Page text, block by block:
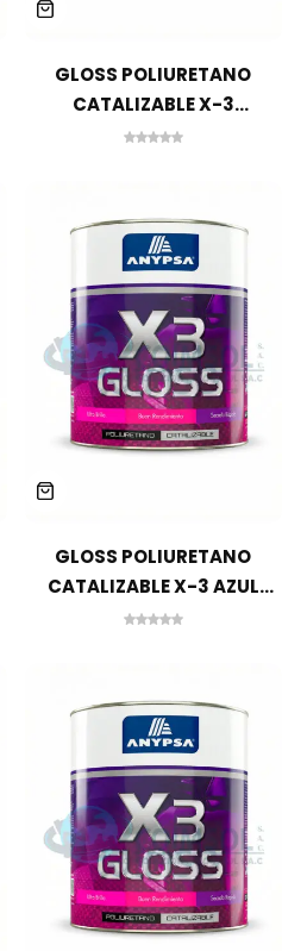
GLOSS POLIURETANO
CATALIZABLE X-3
ALUMINIO FINO GA-8150 1
GLOSS POLIURETANO
CATALIZABLE X-3 AZUL
ELECTRICO GA-5850 1 GLN